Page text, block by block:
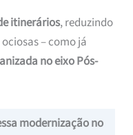
itinerários, reduzindo
– como já
no eixo Pós-
modernização no